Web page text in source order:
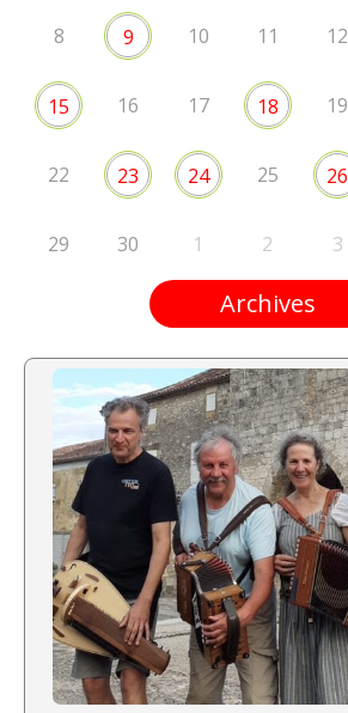
8 9 10 11 12
15 16 17 18 19
22 23 24 25 26
29 30 1 2 3
Archives